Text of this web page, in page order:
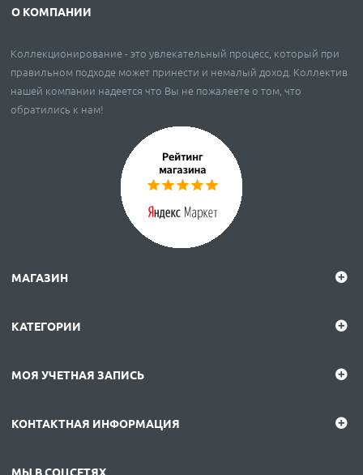
О КОМПАНИИ
Коллекционирование - это увлекательный процесс, который при
правильном подходе может принести и немалый доход. Коллектив
нашей компании надеется что Вы не пожалеете о том, что
обратились к нам!
МАГАЗИН
КАТЕГОРИИ
МОЯ УЧЕТНАЯ ЗАПИСЬ
КОНТАКТНАЯ ИНФОРМАЦИЯ
МЫ В СОЦСЕТЯХ